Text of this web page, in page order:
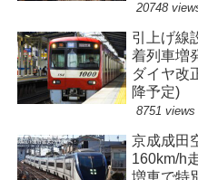
20748
引上げ線
着列車増
ダイヤ改
降予定)
8751 views
京成成田
160km/h
増車で特